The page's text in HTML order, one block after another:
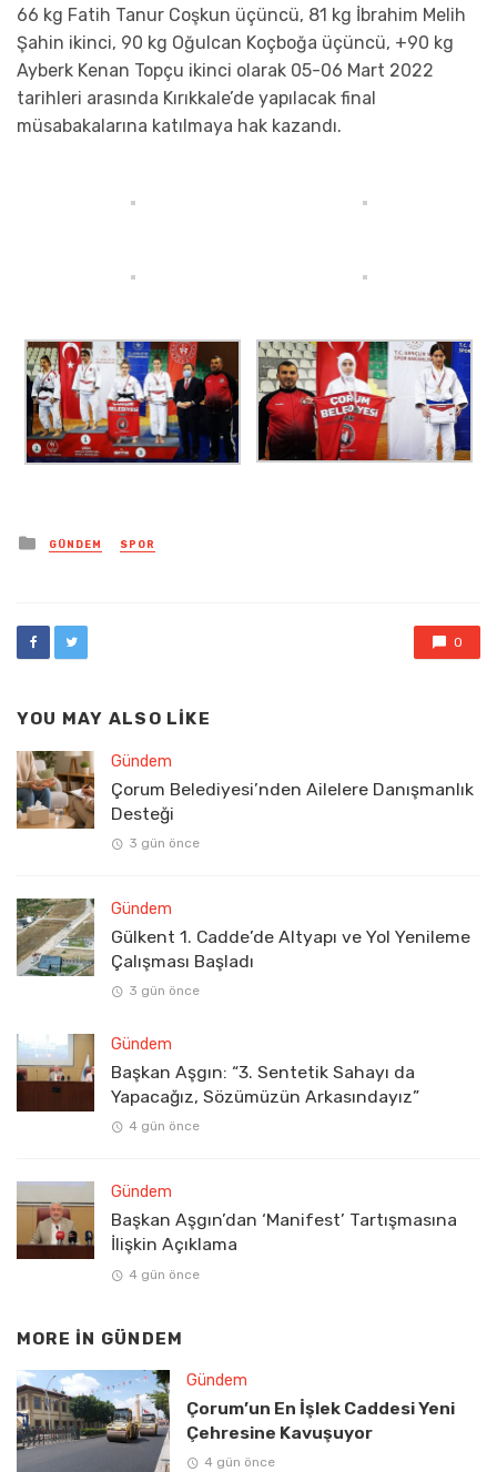
66 kg Fatih Tanur Coşkun üçüncü, 81 kg İbrahim Melih
Şahin ikinci, 90 kg Oğulcan Koçboğa üçüncü, +90 kg
Ayberk Kenan Topçu ikinci olarak 05-06 Mart 2022
tarihleri arasında Kırıkkale’de yapılacak final
müsabakalarına katılmaya hak kazandı.
Posted
in
GÜNDEM SPOR
0
YOU MAY ALSO LIKE
Gündem
Çorum Belediyesi’nden Ailelere Danışmanlık
Desteği
3 gün önce
Gündem
Gülkent 1. Cadde’de Altyapı ve Yol Yenileme
Çalışması Başladı
3 gün önce
Gündem
Başkan Aşgın: “3. Sentetik Sahayı da
Yapacağız, Sözümüzün Arkasındayız”
4 gün önce
Gündem
Başkan Aşgın’dan ‘Manifest’ Tartışmasına
İlişkin Açıklama
4 gün önce
MORE IN GÜNDEM
Gündem
Çorum’un En İşlek Caddesi Yeni
Çehresine Kavuşuyor
4 gün önce